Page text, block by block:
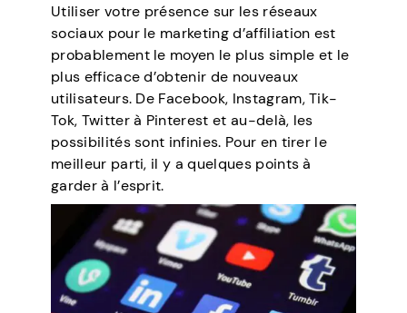
Utiliser votre présence sur les réseaux
sociaux pour le marketing d’affiliation est
probablement le moyen le plus simple et le
plus efficace d’obtenir de nouveaux
utilisateurs. De Facebook, Instagram, Tik-
Tok, Twitter à Pinterest et au-delà, les
possibilités sont infinies. Pour en tirer le
meilleur parti, il y a quelques points à
garder à l’esprit.